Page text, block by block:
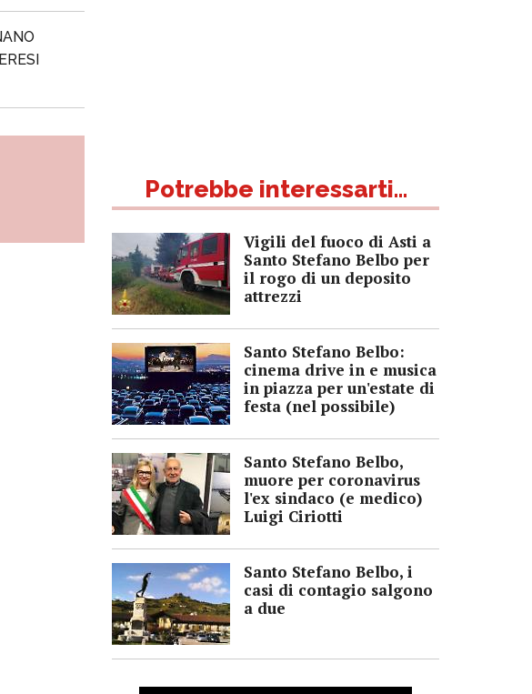
Potrebbe interessarti...
Vigili del fuoco di Asti a
Santo Stefano Belbo per
il rogo di un deposito
attrezzi
Santo Stefano Belbo:
cinema drive in e musica
in piazza per un'estate di
festa (nel possibile)
Santo Stefano Belbo,
muore per coronavirus
l'ex sindaco (e medico)
Luigi Ciriotti
Santo Stefano Belbo, i
casi di contagio salgono
a due